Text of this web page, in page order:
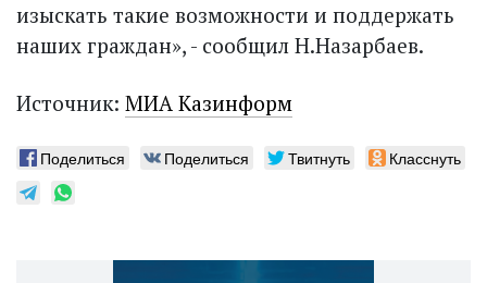
изыскать такие возможности и поддержать
наших граждан», - сообщил Н.Назарбаев.
Источник: МИА Казинформ
Поделиться Поделиться Твитнуть Класснуть